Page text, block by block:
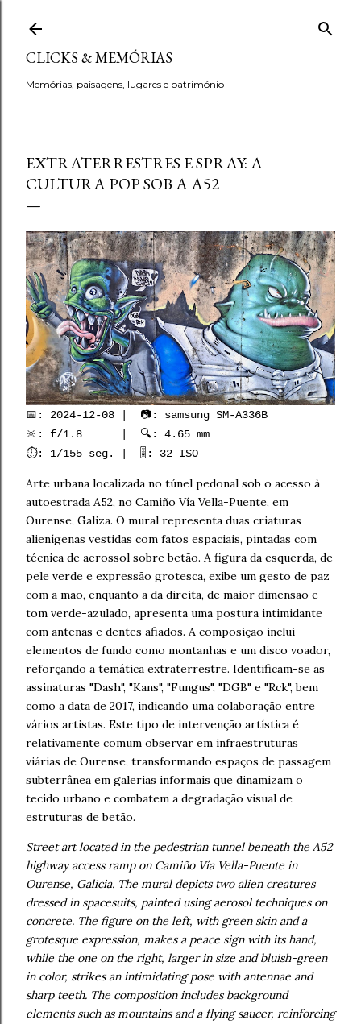
CLICKS & MEMÓRIAS
Memórias, paisagens, lugares e património
EXTRATERRESTRES E SPRAY: A
CULTURA POP SOB A A52
📅: 2024-12-08 | 📷: samsung SM-A336B
🔆: f/1.8 | 🔍: 4.65 mm
⏱️: 1/155 seg. | 🎚️: 32 ISO
Arte urbana localizada no túnel pedonal sob o acesso à
autoestrada A52, no Camiño Vía Vella-Puente, em
Ourense, Galiza. O mural representa duas criaturas
alienígenas vestidas com fatos espaciais, pintadas com
técnica de aerossol sobre betão. A figura da esquerda, de
pele verde e expressão grotesca, exibe um gesto de paz
com a mão, enquanto a da direita, de maior dimensão e
tom verde-azulado, apresenta uma postura intimidante
com antenas e dentes afiados. A composição inclui
elementos de fundo como montanhas e um disco voador,
reforçando a temática extraterrestre. Identificam-se as
assinaturas "Dash", "Kans", "Fungus", "DGB" e "Rck", bem
como a data de 2017, indicando uma colaboração entre
vários artistas. Este tipo de intervenção artística é
relativamente comum observar em infraestruturas
viárias de Ourense, transformando espaços de passagem
subterrânea em galerias informais que dinamizam o
tecido urbano e combatem a degradação visual de
estruturas de betão.
Street art located in the pedestrian tunnel beneath the A52
highway access ramp on Camiño Vía Vella-Puente in
Ourense, Galicia. The mural depicts two alien creatures
dressed in spacesuits, painted using aerosol techniques on
concrete. The figure on the left, with green skin and a
grotesque expression, makes a peace sign with its hand,
while the one on the right, larger in size and bluish-green
in color, strikes an intimidating pose with antennae and
sharp teeth. The composition includes background
elements such as mountains and a flying saucer, reinforcing